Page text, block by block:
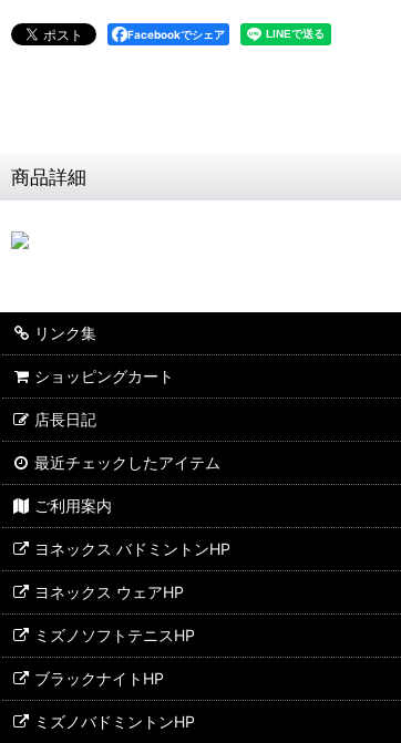
Facebookでシェア
商品詳細
リンク集
ショッピングカート
店長日記
最近チェックしたアイテム
ご利用案内
ヨネックス バドミントンHP
ヨネックス ウェアHP
ミズノソフトテニスHP
ブラックナイトHP
ミズノバドミントンHP